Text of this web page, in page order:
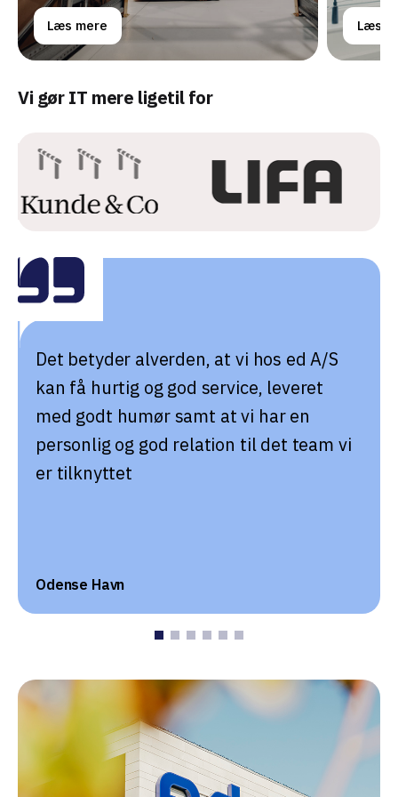
Læs mere Læs
Vi gør IT mere ligetil for
Det betyder alverden, at vi hos ed A/S
kan få hurtig og god service, leveret
med godt humør samt at vi har en
personlig og god relation til det team vi
er tilknyttet
Odense Havn